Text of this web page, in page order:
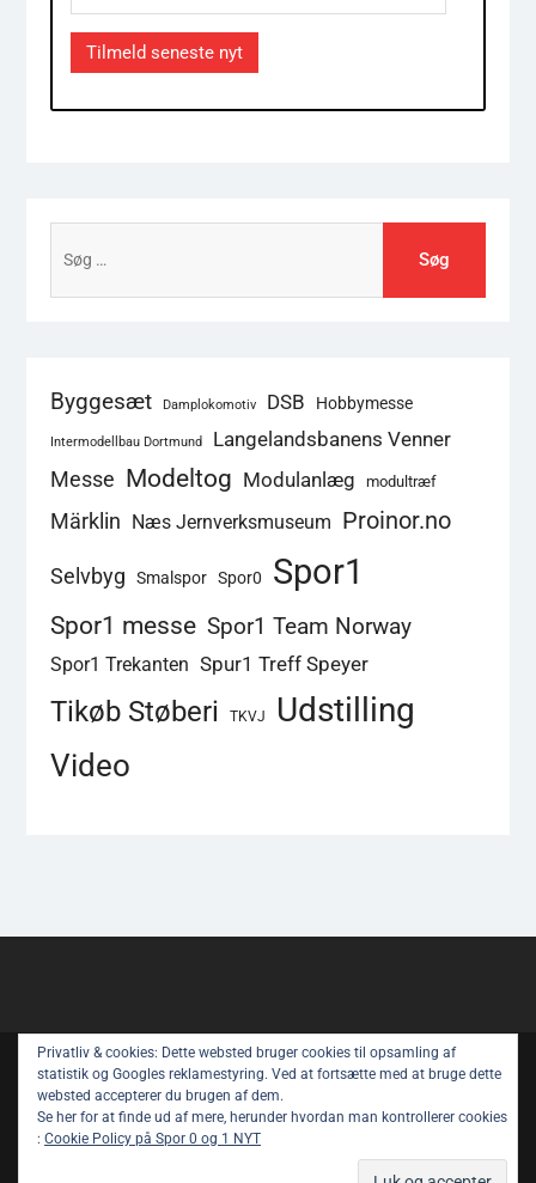
Address
Tilmeld seneste nyt
efter:
Byggesæt Damplokomotiv DSB Hobbymesse
Intermodellbau Dortmund
Langelandsbanens Venner
Messe Modeltog Modulanlæg modultræf
Märklin Næs Jernverksmuseum Proinor.no
Selvbyg Smalspor Spor0 Spor1
Spor1 messe Spor1 Team Norway
Spor1 Trekanten Spur1 Treff Speyer
Tikøb Støberi TKVJ Udstilling
Video
Copyright © All rights reserved.
Spor 1 Nyt – Youtube
Privatlivspolitik
Om Spor 1 NYT
Privatliv & cookies: Dette websted bruger cookies til opsamling af
statistik og Googles reklamestyring. Ved at fortsætte med at bruge dette
websted accepterer du brugen af ​​dem.
Se her for at finde ud af mere, herunder hvordan man kontrollerer cookies
: Cookie Policy på Spor 0 og 1 NYT